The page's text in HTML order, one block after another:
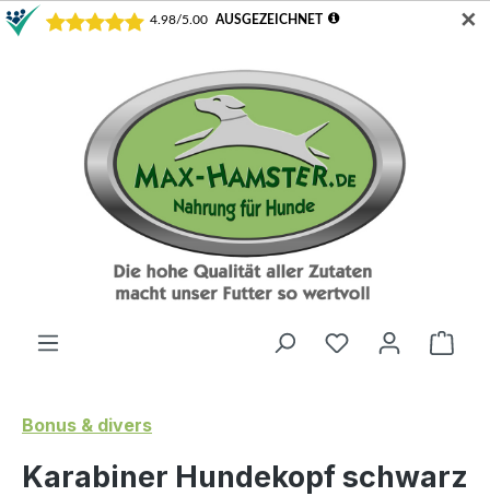
✕
Du hast 0
Bonus & divers
Karabiner Hundekopf schwarz